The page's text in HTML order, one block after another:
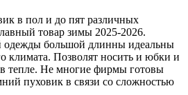
в пол и до пят различных
товар зимы 2025-2026.
большой длинны идеальны
климата. Позволят носить и юбки и
в тепле. Не многие фирмы готовы
пуховик в связи со сложностью